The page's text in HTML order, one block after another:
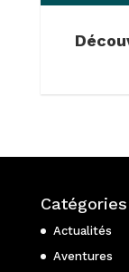
Catégories
Actualités
Aventures